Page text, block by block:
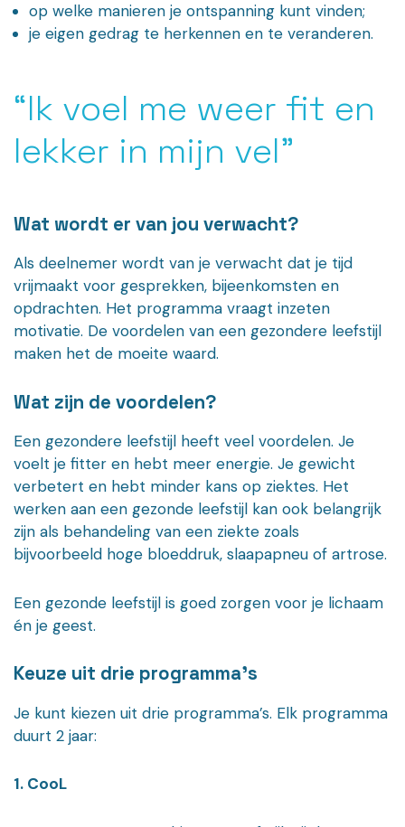
op welke manieren je ontspanning kunt vinden;
je eigen gedrag te herkennen en te veranderen.
“Ik voel me weer fit en
lekker in mijn vel”
Wat wordt er van jou verwacht?
Als deelnemer wordt van je verwacht dat je tijd
vrijmaakt voor gesprekken, bijeenkomsten en
opdrachten. Het programma vraagt inzeten
motivatie. De voordelen van een gezondere leefstijl
maken het de moeite waard.
Wat zijn de voordelen?
Een gezondere leefstijl heeft veel voordelen. Je
voelt je fitter en hebt meer energie. Je gewicht
verbetert en hebt minder kans op ziektes. Het
werken aan een gezonde leefstijl kan ook belangrijk
zijn als behandeling van een ziekte zoals
bijvoorbeeld hoge bloeddruk, slaapapneu of artrose.
Een gezonde leefstijl is goed zorgen voor je lichaam
én je geest.
Keuze uit drie programma’s
Je kunt kiezen uit drie programma’s. Elk programma
duurt 2 jaar:
1. CooL